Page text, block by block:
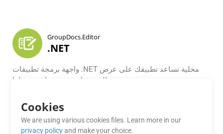
GroupDocs.Editor
.NET
واجهة برمجة تطبيقات .NET محلية تساعد تطبيقك على عرض
GroupDocs.Editor
Java
Cookies
We are using various cookies files. Learn more in our
privacy policyand make your choice.